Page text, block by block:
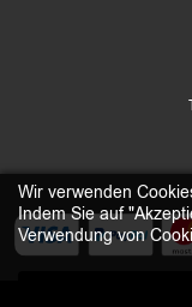
2021 Štumfi.si. Vse
Wir verwenden
Indem Sie auf
Verwendung von